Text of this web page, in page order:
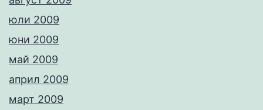
юли 2009
юни 2009
май 2009
април 2009
март 2009